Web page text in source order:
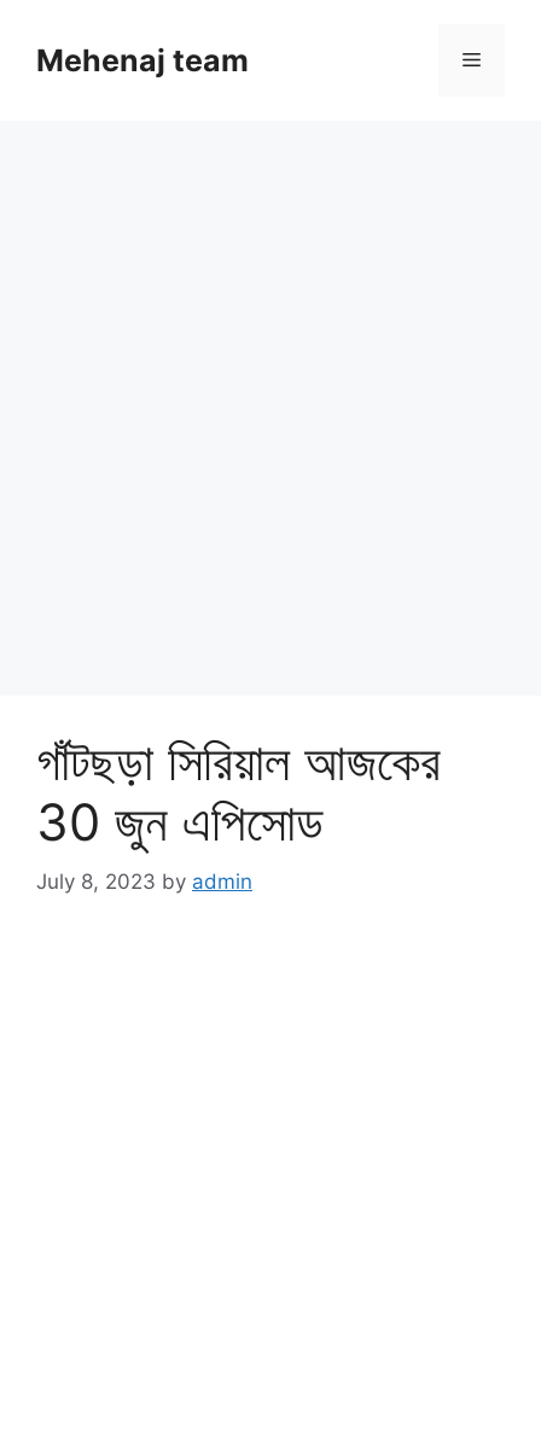
contentMehenaj team Menu
গাঁটছড়া সিরিয়াল আজকের
30 জুন এপিসোড
July 8, 2023 by admin